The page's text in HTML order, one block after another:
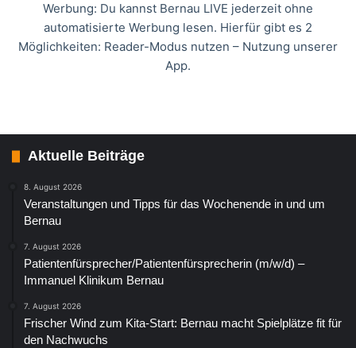
Werbung: Du kannst Bernau LIVE jederzeit ohne
automatisierte Werbung lesen. Hierfür gibt es 2
Möglichkeiten: Reader-Modus nutzen – Nutzung unserer
App.
Aktuelle Beiträge
8. August 2026
Veranstaltungen und Tipps für das Wochenende in und um
Bernau
7. August 2026
Patientenfürsprecher/Patientenfürsprecherin (m/w/d) –
Immanuel Klinikum Bernau
7. August 2026
Frischer Wind zum Kita-Start: Bernau macht Spielplätze fit für
den Nachwuchs